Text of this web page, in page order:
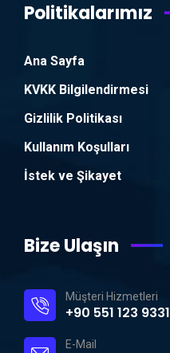
Politikalarımız
Ana Sayfa
KVKK Bilgilendirmesi
Gizlilik Politikası
Kullanım Koşulları
İstek ve Şikayet
Bize Ulaşın
Müşteri Hizmetleri
+90 551 123 9331
E-Mail